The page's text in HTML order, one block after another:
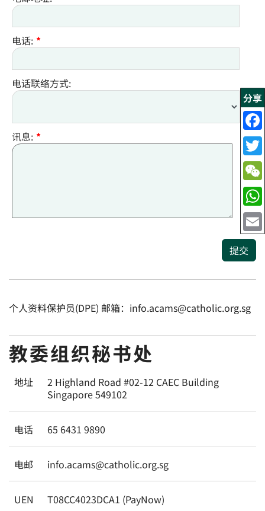
分享
电话: *
电话联络方式:
讯息: *
提交
个人资料保护员(DPE) 邮箱：info.acams@catholic.org.sg
教委组织秘书处
地址
2 Highland Road #02-12 CAEC Building
Singapore 549102
电话 65 6431 9890
电邮 info.acams@catholic.org.sg
UEN T08CC4023DCA1 (PayNow)